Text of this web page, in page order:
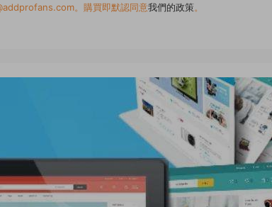
。購買即默認同意我們的政策。